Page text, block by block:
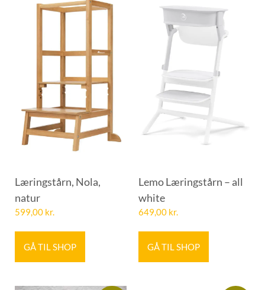
Læringstårn, Nola,
natur
599,00 kr.
GÅ TIL SHOP
Lemo Læringstårn – all
white
649,00 kr.
GÅ TIL SHOP